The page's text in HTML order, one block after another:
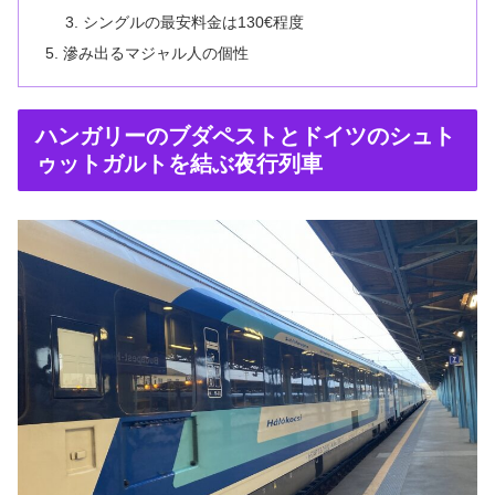
シングルの最安料金は130€程度
滲み出るマジャル人の個性
ハンガリーのブダペストとドイツのシュト
ゥットガルトを結ぶ夜行列車